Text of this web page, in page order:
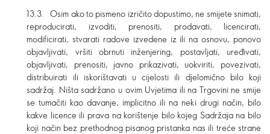
13.3. Osim ako to pismeno izričito dopustimo, ne smijete snimati,
reproducirati, izvoditi, prenositi, prodavati, licencirati,
modificirati, stvarati radove izvedene iz ili na osnovu, ponovo
objavljivati, vršiti obrnuti inženjering, postavljati, uređivati,
objavljivati, prenositi, javno prikazivati, uokviriti, povezivati,
distribuirati ili iskorištavati u cijelosti ili djelomično bilo koji
sadržaj. Ništa sadržano u ovim Uvjetima ili na Trgovini ne smije
se tumačiti kao davanje, implicitno ili na neki drugi način, bilo
kakve licence ili prava na korištenje bilo kojeg Sadržaja na bilo
koji način bez prethodnog pisanog pristanka nas ili treće strane